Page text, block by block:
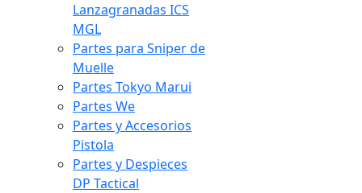
Lanzagranadas ICS
MGL
Partes para Sniper de
Muelle
Partes Tokyo Marui
Partes We
Partes y Accesorios
Pistola
Partes y Despieces
DP Tactical